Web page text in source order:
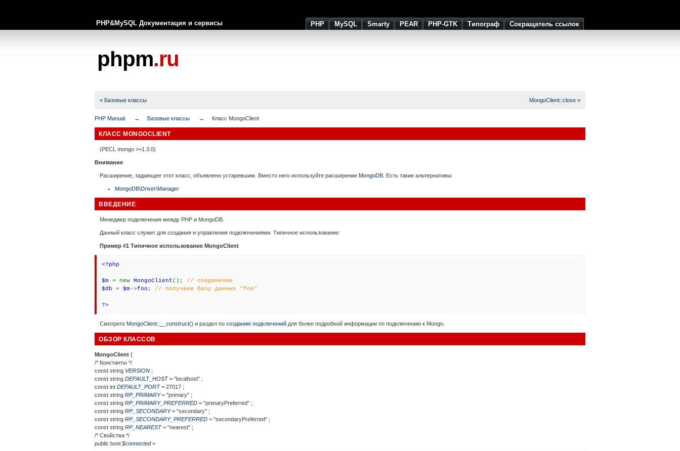
PHP&MySQL Документация и сервисы PHP MySQL Smarty PEAR PHP-GTK Типограф Сокращатель ссылок
phpm.ru
« Базовые классы MongoClient::close »
PHP Manual Базовые классы Класс MongoClient
КЛАСС MONGOCLIENT
(PECL mongo >=1.3.0)
Внимание
Расширение, задающее этот класс, объявлено устаревшим. Вместо него используйте расширение MongoDB . Есть такие альтернативы:
MongoDB\Driver\Manager
ВВЕДЕНИЕ
Менеджер подключения между PHP и MongoDB.
Данный класс служит для создания и управления подключениями. Типичное использование:
Пример #1 Типичное использование MongoClient
<?php
$m = new MongoClient(); // соединение
$db = $m->foo ; // получаем базу данных "foo"
?>
Смотрите MongoClient::__construct() и раздел по созданию подключений для более подробной информации по подключению к Mongo.
ОБЗОР КЛАССОВ
MongoClient {
/* Константы */
const string VERSION ;
const string DEFAULT_HOST = "localhost" ;
const int DEFAULT_PORT = 27017 ;
const string RP_PRIMARY = "primary" ;
const string RP_PRIMARY_PREFERRED = "primaryPreferred" ;
const string RP_SECONDARY = "secondary" ;
const string RP_SECONDARY_PREFERRED = "secondaryPreferred" ;
const string RP_NEAREST = "nearest" ;
/* Свойства */
public bool $connected =